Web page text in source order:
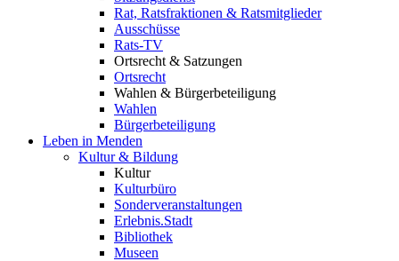
Rat, Ratsfraktionen & Ratsmitglieder
Ausschüsse
Rats-TV
Ortsrecht & Satzungen
Ortsrecht
Wahlen & Bürgerbeteiligung
Wahlen
Bürgerbeteiligung
Leben in Menden
Kultur & Bildung
Kultur
Kulturbüro
Sonderveranstaltungen
Erlebnis.Stadt
Bibliothek
Museen